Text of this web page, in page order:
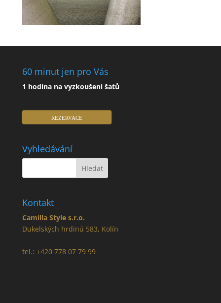
60 minut jen pro Vás
1 hodina na vyzkoušení šatů
REZERVACE
Vyhledávání
Kontakt
Camilla Style s.r.o.
Dukelských hrdinů 583, Kolín
tel.: +420 778 07 79 99